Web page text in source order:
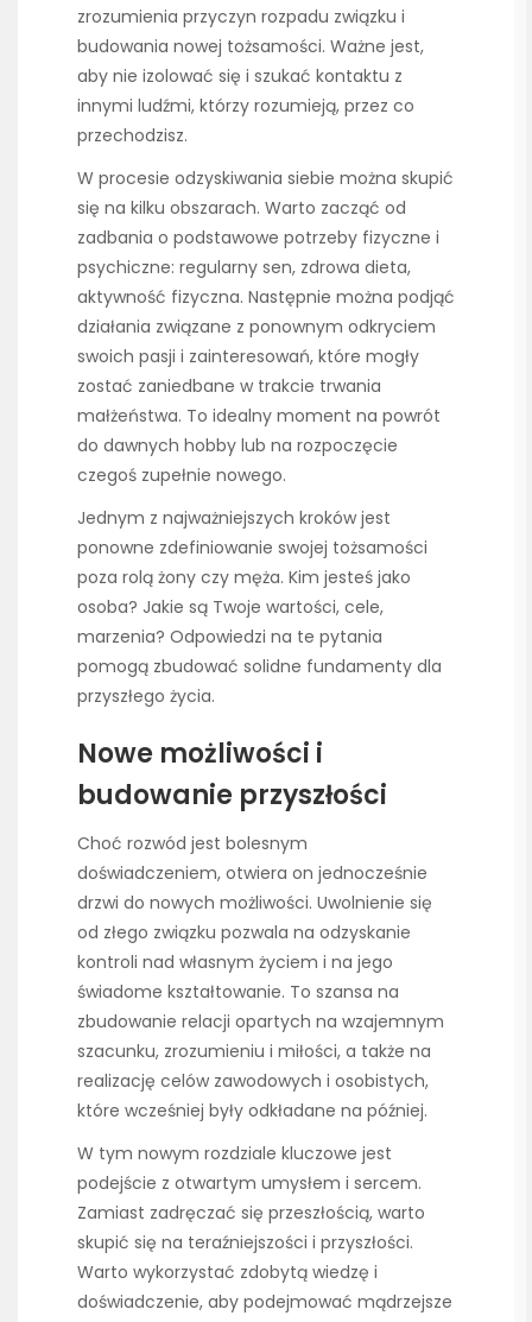
zrozumienia przyczyn rozpadu związku i
budowania nowej tożsamości. Ważne jest,
aby nie izolować się i szukać kontaktu z
innymi ludźmi, którzy rozumieją, przez co
przechodzisz.
W procesie odzyskiwania siebie można skupić
się na kilku obszarach. Warto zacząć od
zadbania o podstawowe potrzeby fizyczne i
psychiczne: regularny sen, zdrowa dieta,
aktywność fizyczna. Następnie można podjąć
działania związane z ponownym odkryciem
swoich pasji i zainteresowań, które mogły
zostać zaniedbane w trakcie trwania
małżeństwa. To idealny moment na powrót
do dawnych hobby lub na rozpoczęcie
czegoś zupełnie nowego.
Jednym z najważniejszych kroków jest
ponowne zdefiniowanie swojej tożsamości
poza rolą żony czy męża. Kim jesteś jako
osoba? Jakie są Twoje wartości, cele,
marzenia? Odpowiedzi na te pytania
pomogą zbudować solidne fundamenty dla
przyszłego życia.
Nowe możliwości i
budowanie przyszłości
Choć rozwód jest bolesnym
doświadczeniem, otwiera on jednocześnie
drzwi do nowych możliwości. Uwolnienie się
od złego związku pozwala na odzyskanie
kontroli nad własnym życiem i na jego
świadome kształtowanie. To szansa na
zbudowanie relacji opartych na wzajemnym
szacunku, zrozumieniu i miłości, a także na
realizację celów zawodowych i osobistych,
które wcześniej były odkładane na później.
W tym nowym rozdziale kluczowe jest
podejście z otwartym umysłem i sercem.
Zamiast zadręczać się przeszłością, warto
skupić się na teraźniejszości i przyszłości.
Warto wykorzystać zdobytą wiedzę i
doświadczenie, aby podejmować mądrzejsze